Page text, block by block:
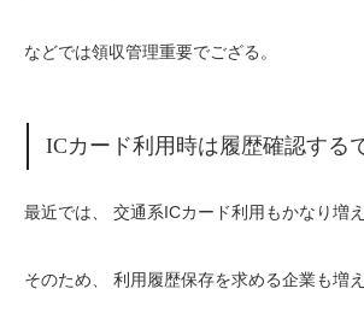
などでは領収管理重要でござる。
ICカード利用時は履歴確認する
最近では、 交通系ICカード利用もかなり増
そのため、 利用履歴保存を求める企業も増